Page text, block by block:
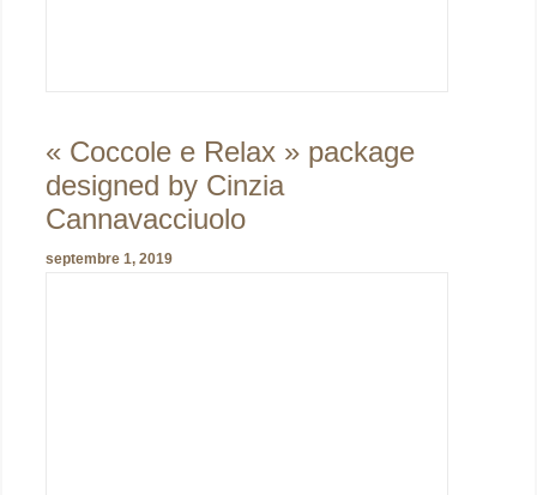
« Coccole e Relax » package
designed by Cinzia
Cannavacciuolo
septembre 1, 2019